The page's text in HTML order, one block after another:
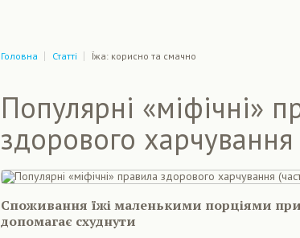
Головна Статті Їжа: корисно та смачно
Популярні «міфічні»
здорового харчування
Споживання їжі маленькими порціями
допомагає схуднути